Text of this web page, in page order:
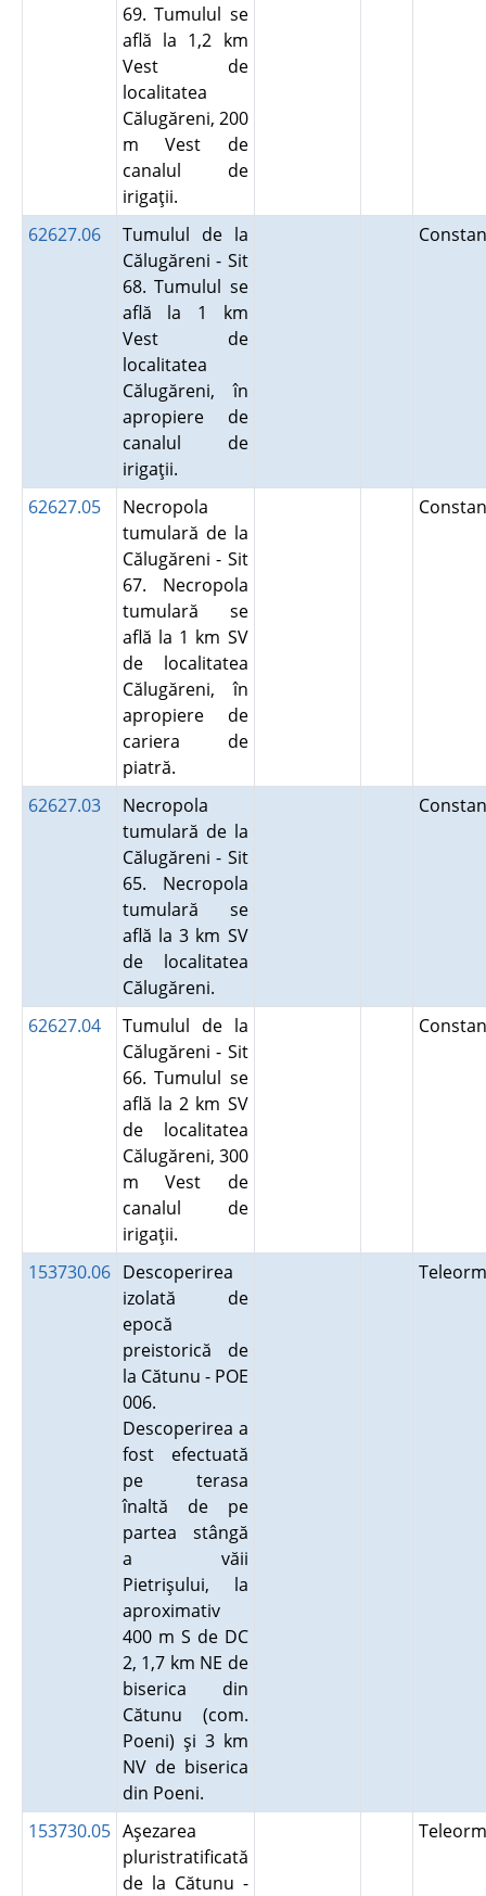
69. Tumulul se
află la 1,2 km
Vest de
localitatea
Călugăreni, 200
m Vest de
canalul de
irigaţii.
62627.06
Tumulul de la
Călugăreni - Sit
68. Tumulul se
află la 1 km
Vest de
localitatea
Călugăreni, în
apropiere de
canalul de
irigaţii.
62627.05
Necropola
tumulară de la
Călugăreni - Sit
67. Necropola
tumulară se
află la 1 km SV
de localitatea
Călugăreni, în
apropiere de
cariera de
piatră.
62627.03
Necropola
tumulară de la
Călugăreni - Sit
65. Necropola
tumulară se
află la 3 km SV
de localitatea
Călugăreni.
62627.04
Tumulul de la
Călugăreni - Sit
66. Tumulul se
află la 2 km SV
de localitatea
Călugăreni, 300
m Vest de
canalul de
irigaţii.
153730.06 Descoperirea
izolată de
epocă
preistorică de
la Cătunu - POE
006.
Descoperirea a
fost efectuată
pe terasa
înaltă de pe
partea stângă
a văii
Pietrişului, la
aproximativ
400 m S de DC
2, 1,7 km NE de
biserica din
Cătunu (com.
Poeni) şi 3 km
NV de biserica
din Poeni.
153730.05 Aşezarea
pluristratificată
de la Cătunu -